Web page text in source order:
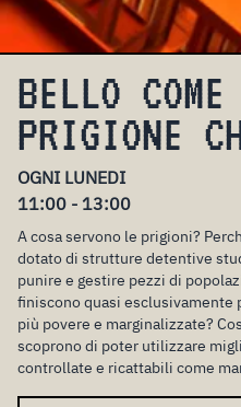
BELLO COME
PRIGIONE
OGNI LUNEDI
11:00 - 13:00
A cosa servono le prigioni?
dotato di strutture detentive
punire e gestire pezzi di
finiscono quasi esclusivamente
più povere e marginalizzate?
scoprono di poter utilizzare
controllate e ricattabili come